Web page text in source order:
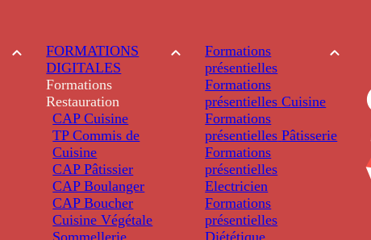
FORMATIONS
DIGITALES
Formations
Restauration
CAP Cuisine
TP Commis de
Cuisine
CAP Pâtissier
CAP Boulanger
CAP Boucher
Cuisine Végétale
Sommellerie
Formations
présentielles
Formations
présentielles Cuisine
Formations
présentielles Pâtisserie
Formations
présentielles
Electricien
Formations
présentielles
Diététique